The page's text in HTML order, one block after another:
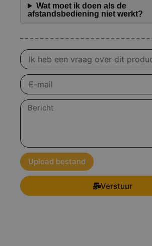
Wat moet ik doen als de
afstandsbediening niet werkt?
Vraag
over
product
E-
mail
Bericht
Upload bestand
Verstuur